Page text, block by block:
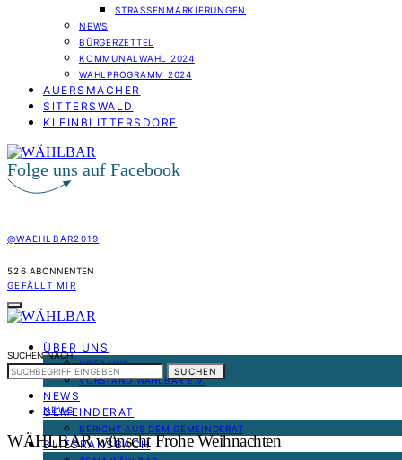
STRASSENMARKIERUNGEN
NEWS
BÜRGERZETTEL
KOMMUNALWAHL 2024
WAHLPROGRAMM 2024
AUERSMACHER
SITTERSWALD
KLEINBLITTERSDORF
Folge uns auf Facebook
@WAEHLBAR2019
526 ABONNENTEN
GEFÄLLT MIR
ÜBER UNS
ÜBER UNS
VORSTAND WÄHLBAR E.V.
NEWS
GEMEINDERAT
BERICHT AUS DEM GEMEINDERAT
BLIESRANSBACH
SUCHEN NACH:
SUCHEN
NEWS
WÄHLBAR wünscht Frohe Weihnachten